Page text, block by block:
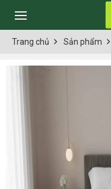
Trang chủ Sản phẩm